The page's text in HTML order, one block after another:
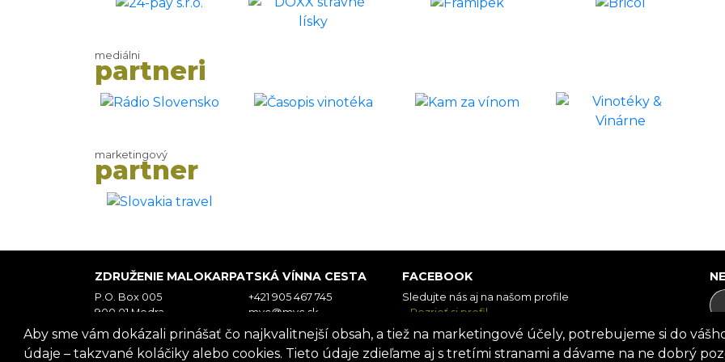
Aby sme vám dokázali prinášať čo najkvalitnejší obsah, a tiež na marketingové účely, potrebujeme si do
údaje – takzvané koláčiky alebo cookies. Tieto údaje zdieľame aj s tretími stranami a dávame na ne dobrý
mediálni
partneri
marketingový
partner
ZDRUŽENIE MALOKARPATSKÁ VÍNNA CESTA
P.O. Box 005
900 01 Modra
Slovensko
IČO: 317 69 489
+421 905 467 745
mvc@mvc.sk
FACEBOOK
Sledujte nás aj na našom profile
Pozrieť si profil